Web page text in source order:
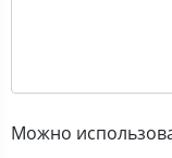
Можно